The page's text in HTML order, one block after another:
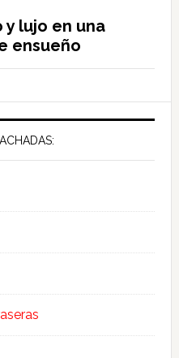
y lujo en una
ensueño